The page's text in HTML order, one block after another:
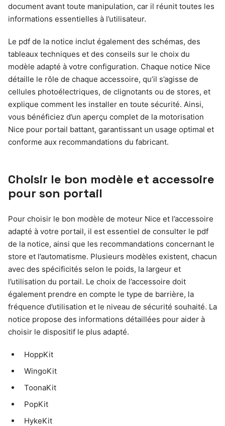
document avant toute manipulation, car il réunit toutes les
informations essentielles à l’utilisateur.
Le pdf de la notice inclut également des schémas, des
tableaux techniques et des conseils sur le choix du
modèle adapté à votre configuration. Chaque notice Nice
détaille le rôle de chaque accessoire, qu’il s’agisse de
cellules photoélectriques, de clignotants ou de stores, et
explique comment les installer en toute sécurité. Ainsi,
vous bénéficiez d’un aperçu complet de la motorisation
Nice pour portail battant, garantissant un usage optimal et
conforme aux recommandations du fabricant.
Choisir le bon modèle et accessoire
pour son portail
Pour choisir le bon modèle de moteur Nice et l’accessoire
adapté à votre portail, il est essentiel de consulter le pdf
de la notice, ainsi que les recommandations concernant le
store et l’automatisme. Plusieurs modèles existent, chacun
avec des spécificités selon le poids, la largeur et
l’utilisation du portail. Le choix de l’accessoire doit
également prendre en compte le type de barrière, la
fréquence d’utilisation et le niveau de sécurité souhaité. La
notice propose des informations détaillées pour aider à
choisir le dispositif le plus adapté.
HoppKit
WingoKit
ToonaKit
PopKit
HykeKit